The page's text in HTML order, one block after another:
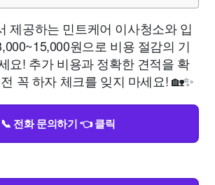
제공하는 민트케어 이사청소와 입
원으로 비용 절감의 기
요! 추가 비용과 정확한 견적을 확
꼭 하자 체크를 잊지 마세요! 🏡✨
📞 전화 문의하기 👈 클릭